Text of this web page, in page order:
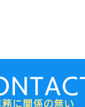
イーライン）で
区に事務所を構
フォーム工事 …